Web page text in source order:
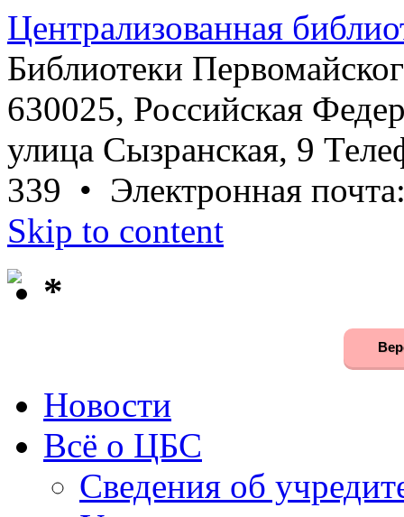
Централизованная
Библиотеки
630025, Российская
улица Сызранская, 9
339 • Электронная
Skip to content
*
Новости
Всё о ЦБС
Сведения об